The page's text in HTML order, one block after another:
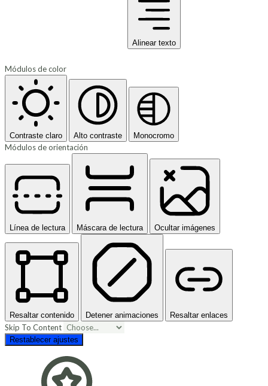
Alinear texto
Módulos de color
Contraste claro Alto contraste Monocromo
Módulos de orientación
Línea de lectura Máscara de lectura Ocultar imágenes
Resaltar contenido Detener animaciones Resaltar enlaces
Skip To Content
Restablecer ajustes